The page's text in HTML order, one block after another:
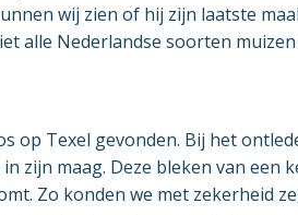
wij zien of hij zijn laatste
alle Nederlandse soorten
op Texel gevonden. Bij het
zijn maag. Deze bleken van een
Zo konden we met zekerheid